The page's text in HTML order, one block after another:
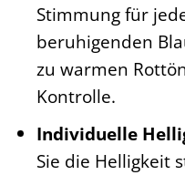
Stimmung für
beruhigenden
zu warmen
Kontrolle.
Individuelle
Sie die Helligkeit